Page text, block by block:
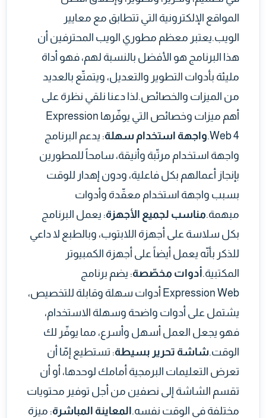
المواقع الإلكترونية التي تتطابق مع معايير
الويب.يعتبر معظم مطوري الويب المحترفين أن
هذا البرنامج هو الأفضل بالنسبة لهم، فهو أداة
مليئة بأدوات التطوير والتعديل، ويتمتّع بالعديد
من الميزات والخصائص.لذا دعنا نلقي نظرة على
أهم ميزات وخصائص التي يوفّرها Expression
Web 4. واجهة استخدام سهلة: يدعم البرنامج
واجهة استخدام مرتّبة وأنيقة، سامحاً للمطورين
بإنجاز أعمالهم بكل فاعلية، ودون إهدار للوقت
بسبب واجهة استخدام معقّدة وأدوات
مبهمة.مناسب لجميع الأجهزة: يعمل البرنامج
بكل سلاسة على أجهزة اللابتوب، وبالطبع لا داعي
للذكر بأنّه يعمل أيضاً على أجهزة الكمبيوتر
المكتبية.أدوات مخصّصة: يضم برنامج
Expression Web أدوات سهلة وقابلة للتخصيص،
يشتمل على أدوات واضحة وسهلة الاستخدام،
فهو يجعل العمل أسهل وأسرع، مما يوفّر لك
الوقت.شاشة تحرير بسيطة: تستطيع إمّا أن
تعرض التعليمات البرمجية أمامك لوحدها، أو أن
تقسم الشاشة إلى نصفين من أجل توفير محتويات
مختلفة في الوقت نفسه.المعاينة المباشرة: ميزة